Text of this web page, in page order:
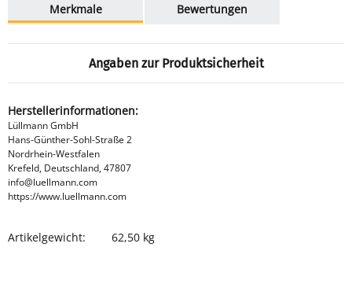
Merkmale
Bewertungen
Angaben zur Produktsicherheit
Herstellerinformationen:
Lüllmann GmbH
Hans-Günther-Sohl-Straße 2
Nordrhein-Westfalen
Krefeld, Deutschland, 47807
info@luellmann.com
https://www.luellmann.com
Produkteigenschaft
Wert
Artikelgewicht: 62,50 kg